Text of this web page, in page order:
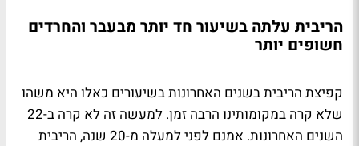
הריבית עלתה בשיעור חד יותר מבעבר והחרדים
חשופים יותר
קפיצת הריבית בשנים האחרונות בשיעורים כאלו היא משהו
שלא קרה במקומותינו הרבה זמן. למעשה זה לא קרה ב-22
השנים האחרונות. אמנם לפני למעלה מ-20 שנה, הריבית